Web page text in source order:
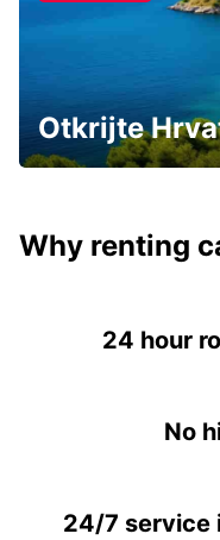
Otkrijte
Why renting
24 hour
No
24/7 service